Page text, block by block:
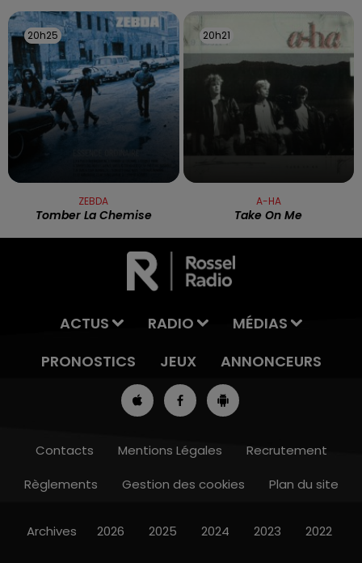
13h00 - 16h00
20h25
20h25
ZEBDA
Tomber La Chemise
20h21
20h21
A-HA
Take On Me
ACTUS RADIO
MÉDIAS
PRONOSTICS
JEUX ANNONCEURS
Contacts Mentions Légales
Recrutement
Règlements
Gestion des cookies Plan du site
Archives 2026 2025 2024 2023 2022